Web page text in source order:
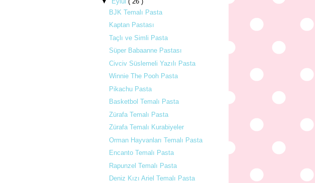
BJK Temalı Pasta
Kaptan Pastası
Taçlı ve Simli Pasta
Süper Babaanne Pastası
Civciv Süslemeli Yazılı Pasta
Winnie The Pooh Pasta
Pikachu Pasta
Basketbol Temalı Pasta
Zürafa Temalı Pasta
Zürafa Temalı Kurabiyeler
Orman Hayvanları Temalı Pasta
Encanto Temalı Pasta
Rapunzel Temalı Pasta
Deniz Kızı Ariel Temalı Pasta